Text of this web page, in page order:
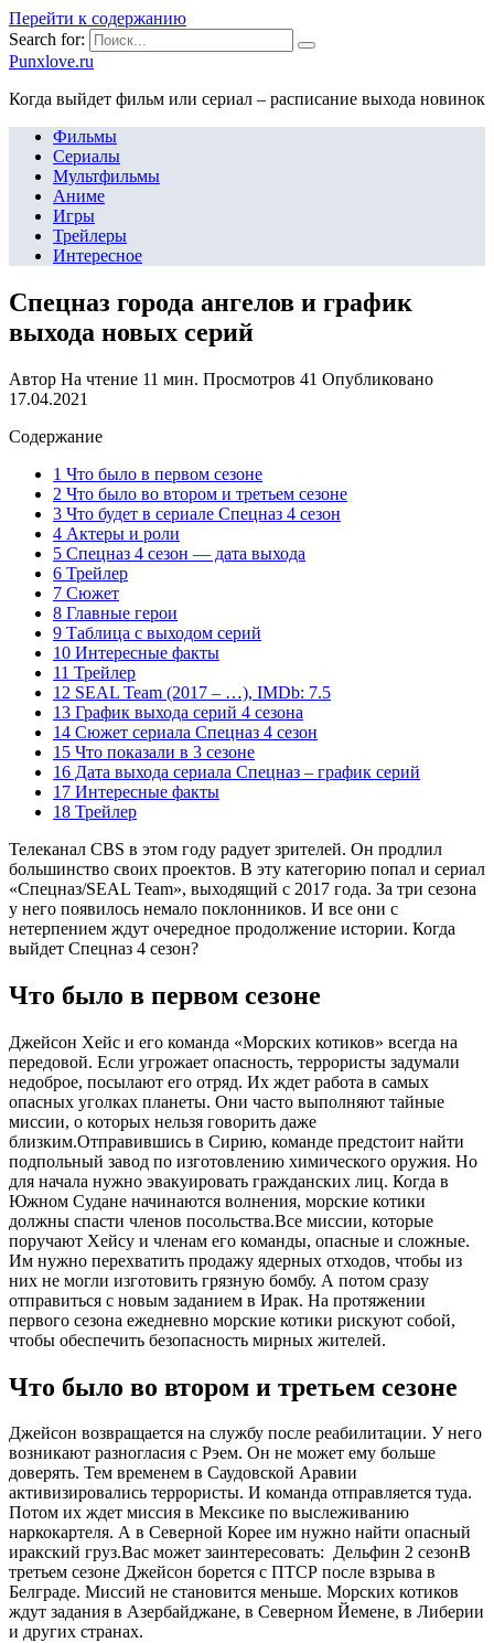
Перейти к содержанию
Search for:
Punxlove.ru
Когда выйдет фильм или сериал – расписание выхода новинок
Фильмы
Сериалы
Мультфильмы
Аниме
Игры
Трейлеры
Интересное
Спецназ города ангелов и график
выхода новых серий
Автор На чтение 11 мин. Просмотров 41 Опубликовано
17.04.2021
Содержание
1 Что было в первом сезоне
2 Что было во втором и третьем сезоне
3 Что будет в сериале Спецназ 4 сезон
4 Актеры и роли
5 Спецназ 4 сезон — дата выхода
6 Трейлер
7 Сюжет
8 Главные герои
9 Таблица с выходом серий
10 Интересные факты
11 Трейлер
12 SEAL Team (2017 – …), IMDb: 7.5
13 График выхода серий 4 сезона
14 Сюжет сериала Спецназ 4 сезон
15 Что показали в 3 сезоне
16 Дата выхода сериала Спецназ – график серий
17 Интересные факты
18 Трейлер
Телеканал CBS в этом году радует зрителей. Он продлил
большинство своих проектов. В эту категорию попал и сериал
«Спецназ/SEAL Team», выходящий с 2017 года. За три сезона
у него появилось немало поклонников. И все они с
нетерпением ждут очередное продолжение истории. Когда
выйдет Спецназ 4 сезон?
Что было в первом сезоне
Джейсон Хейс и его команда «Морских котиков» всегда на
передовой. Если угрожает опасность, террористы задумали
недоброе, посылают его отряд. Их ждет работа в самых
опасных уголках планеты. Они часто выполняют тайные
миссии, о которых нельзя говорить даже
близким.Отправившись в Сирию, команде предстоит найти
подпольный завод по изготовлению химического оружия. Но
для начала нужно эвакуировать гражданских лиц. Когда в
Южном Судане начинаются волнения, морские котики
должны спасти членов посольства.Все миссии, которые
поручают Хейсу и членам его команды, опасные и сложные.
Им нужно перехватить продажу ядерных отходов, чтобы из
них не могли изготовить грязную бомбу. А потом сразу
отправиться с новым заданием в Ирак. На протяжении
первого сезона ежедневно морские котики рискуют собой,
чтобы обеспечить безопасность мирных жителей.
Что было во втором и третьем сезоне
Джейсон возвращается на службу после реабилитации. У него
возникают разногласия с Рэем. Он не может ему больше
доверять. Тем временем в Саудовской Аравии
активизировались террористы. И команда отправляется туда.
Потом их ждет миссия в Мексике по выслеживанию
наркокартеля. А в Северной Корее им нужно найти опасный
иракский груз.Вас может заинтересовать: Дельфин 2 сезонВ
третьем сезоне Джейсон борется с ПТСР после взрыва в
Белграде. Миссий не становится меньше. Морских котиков
ждут задания в Азербайджане, в Северном Йемене, в Либерии
и других странах.